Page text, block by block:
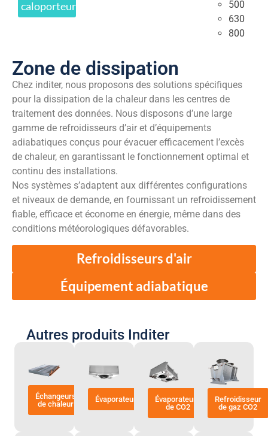
caloporteurs
500
630
800
Zone de dissipation
Chez inditer, nous proposons des solutions spécifiques
pour la dissipation de la chaleur dans les centres de
traitement des données. Nous disposons d’une large
gamme de refroidisseurs d’air et d’équipements
adiabatiques conçus pour évacuer efficacement l’excès
de chaleur, en garantissant le fonctionnement optimal et
continu des installations.
Nos systèmes s’adaptent aux différentes configurations
et niveaux de demande, en fournissant un refroidissement
fiable, efficace et économe en énergie, même dans des
conditions météorologiques défavorables.
Refroidisseurs d'air
Équipement adiabatique
Autres produits Inditer
Échangeurs
de chaleur
Évaporateurs
Évaporateurs
de CO2
Refroidisseur
de gaz CO2